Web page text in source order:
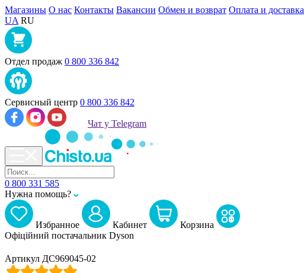
Магазины О нас Контакты Вакансии Обмен и возврат Оплата и доставка
UA RU
Отдел продаж 0 800 336 842
Сервисный центр 0 800 336 842
Чат у Telegram
0 800 331 585
Нужна помощь?
Избранное Кабинет
Корзина
Офіційний постачальник Dyson
Артикул ДС969045-02